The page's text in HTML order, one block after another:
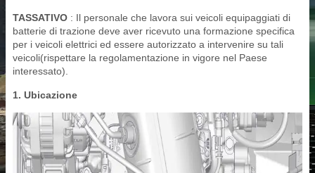
TASSATIVO : Il personale che lavora sui veicoli equipaggiati di
batterie di trazione deve aver ricevuto una formazione specifica
per i veicoli elettrici ed essere autorizzato a intervenire su tali
veicoli(rispettare la regolamentazione in vigore nel Paese
interessato).
1. Ubicazione